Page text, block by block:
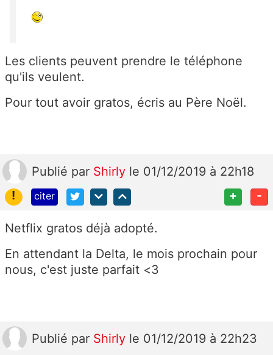
Les clients peuvent prendre le téléphone
qu'ils veulent.
Pour tout avoir gratos, écris au Père Noël.
Publié par Shirly le 01/12/2019 à 22h18
!
citer + -
Netflix gratos déjà adopté.
En attendant la Delta, le mois prochain pour
nous, c'est juste parfait <3
Publié par Shirly le 01/12/2019 à 22h23